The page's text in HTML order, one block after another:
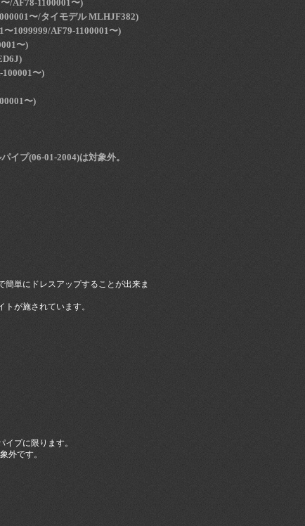
/AF78-1100001〜)
〜/タイモデル MLHJF382)
1099999/AF79-1100001〜)
〜)
100001〜)
〜)
イプ(06-01-2004)は対象外。
簡単にドレスアップすることが出来ま
が施されています。
プに限ります。
外です。